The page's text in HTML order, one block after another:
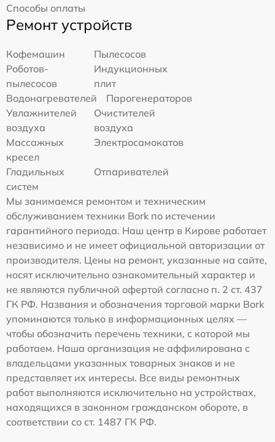
Способы оплаты
Ремонт устройств
Кофемашин
Пылесосов
Роботов-
пылесосов
Индукционных
плит
Водонагревателей
Парогенераторов
Увлажнителей
воздуха
Очистителей
воздуха
Массажных
кресел
Электросамокатов
Гладильных
систем
Отпаривателей
Мы занимаемся ремонтом и техническим
обслуживанием техники Bork по истечении
гарантийного периода. Наш центр в Кирове работает
независимо и не имеет официальной авторизации от
производителя. Цены на ремонт, указанные на сайте,
носят исключительно ознакомительный характер и
не являются публичной офертой согласно п. 2 ст. 437
ГК РФ. Названия и обозначения торговой марки Bork
упоминаются только в информационных целях —
чтобы обозначить перечень техники, с которой мы
работаем. Наша организация не аффилирована с
владельцами указанных товарных знаков и не
представляет их интересы. Все виды ремонтных
работ выполняются исключительно на устройствах,
находящихся в законном гражданском обороте, в
соответствии со ст. 1487 ГК РФ.